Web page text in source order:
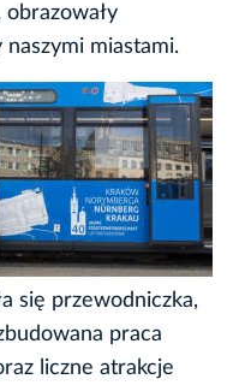
miastami.
się przewodniczka,
praca
liczne atrakcje